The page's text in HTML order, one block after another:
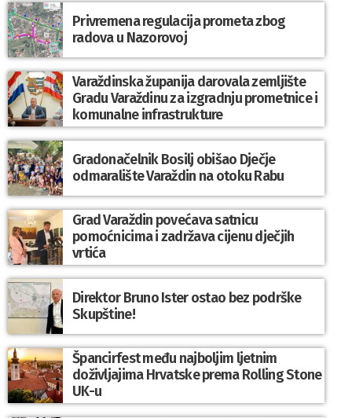
Privremena regulacija prometa zbog
radova u Nazorovoj
Varaždinska županija darovala zemljište
Gradu Varaždinu za izgradnju prometnice i
komunalne infrastrukture
Gradonačelnik Bosilj obišao Dječje
odmaralište Varaždin na otoku Rabu
Grad Varaždin povećava satnicu
pomoćnicima i zadržava cijenu dječjih
vrtića
Direktor Bruno Ister ostao bez podrške
Skupštine!
Špancirfest među najboljim ljetnim
doživljajima Hrvatske prema Rolling Stone
UK-u